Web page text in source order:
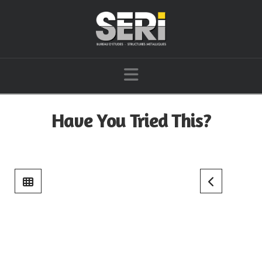
Navigation
Have You Tried This?